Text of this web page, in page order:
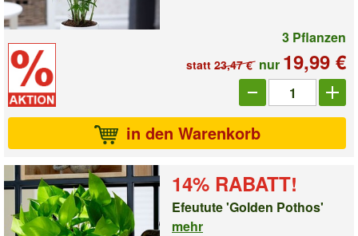
3 Pflanzen
statt 23,47 € nur 19,99 €
Anzahl_7617
in den Warenkorb
14% RABATT!
Efeutute 'Golden Pothos'
mehr